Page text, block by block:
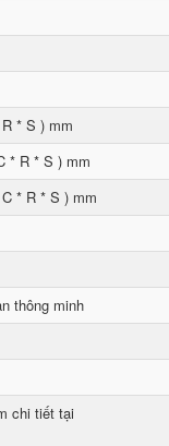
* S ) mm
* R * S ) mm
* R * S ) mm
thông minh
chi tiết tại